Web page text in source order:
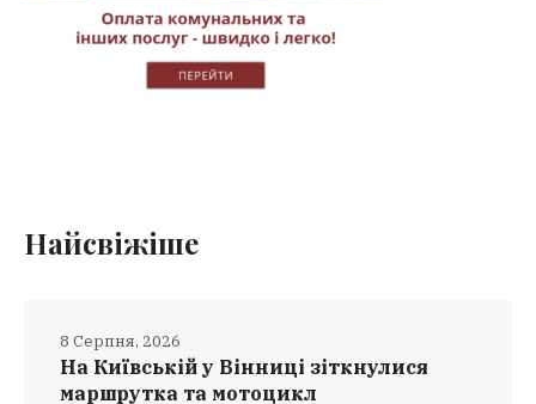
Найсвіжіше
На Київській у Вінниці зіткнулися
маршрутка та мотоцикл
8 Серпня, 2026